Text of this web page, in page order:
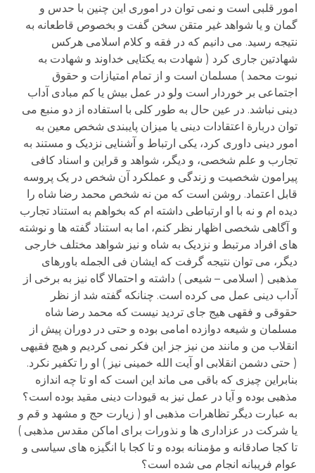
امور قلبی است و نمی توان در اموری این چنین با حدس و
گمان و یا شواهد غیر متقن سخن گفت و بخصوص قاطعانه به
نتیجه رسید. می دانیم که در فقه و کلام اسلامی هرکس
شهادتین جاری کرد ( شهادت به یکتایی خداوند و شهادت به
نبوت محمد ) مسلمان است و از تمام امتیازات و حقوق
اجتماعی بر خوردار است ولو در عمل بیش یا کم مبادی آداب
دینی نباشد. در عین حال به طور کلی با استفاده از دو منبع می
توان دربارة اعتقادات دینی یا میزان پایبندی شخص معین به
امور دینی داوری کرد، یکی ارتباط و آشنایی نزدیک و مستند به
تجارب و علم شخصی، و دیگر، شواهد و قراین و اسناد کافی
پیرامون شخصیت و زندگی و عملکرد آن شخص در یک پروسه
قابل اعتماد. روشن است که من نه شخص محمد رضا شاه را
دیده ام و نه با او ارتباطی داشته ام که بخواهم به استناد تجارب
و آگاهی شخصی اظهار نظر کنم، اما به استناد گفته ها و نوشته
های افراد مرتبط و نزدیک به شاه و نیز شواهد مختلف خارجی
دیگر، می توان نتیجه گرفت که ایشان فی الجمله باورهای
مذهبی ( اسلامی – شیعی ) داشته و احتمالا گاه نیز به برخی از
آداب دینی عمل می کرده است. چنانکه گفته شد از نظر
حقوقی و فقهی هیج جای تردید نیست که محمد رضا شاه
مسلمان و شیعه دوازده امامی بوده و حتی در دوران پیش از
انقلاب من و مانند من نیز جز این فکر نمی کردیم و هیچ فقیهی
( حتی دشمن انقلابی او آیت الله خمینی نیز ) او را تکفیر نکرد.
بنابراین چیزی که باقی می ماند این است که او تا چه اندازه
مذهبی بوده و آیا در عمل نیز به قیودات دینی مقید بوده است؟
به عبارت دیگر تظاهرات مذهبی او ( زیارت حج و مشهد و قم و
یا شرکت در عزاداری ها و نذورات برای اماکن مقدس مذهبی )
تا کجا صادقانه و مؤمنانه بوده و تا کجا با انگیزه های سیاسی و
عوام فریبانه انجام می شده است؟